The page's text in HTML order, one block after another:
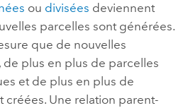
ou divisées deviennent
parcelles sont générées.
que de nouvelles
de plus en plus de parcelles
et de plus en plus de
créées. Une relation parent-